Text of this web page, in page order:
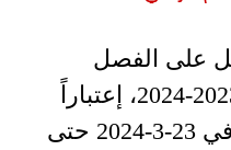
على الفصل
الثاني للعام الدراسي 2023-2024، إعتباراً
من يوم السبت الواقع في 23-3-2024 حتى